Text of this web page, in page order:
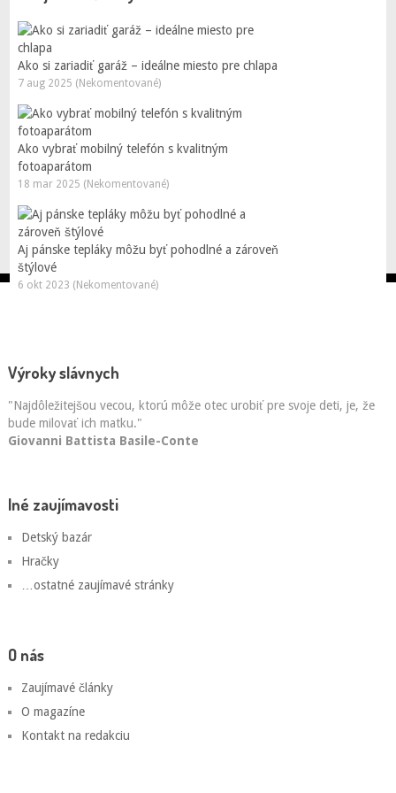
Ako si zariadiť garáž – ideálne miesto pre chlapa
7 aug 2025 (Nekomentované)
Ako vybrať mobilný telefón s kvalitným
fotoaparátom
18 mar 2025 (Nekomentované)
Aj pánske tepláky môžu byť pohodlné a zároveň
štýlové
6 okt 2023 (Nekomentované)
Výroky slávnych
"Najdôležitejšou vecou, ktorú môže otec urobiť pre svoje deti, je, že
bude milovať ich matku."
Giovanni Battista Basile-Conte
Iné zaujímavosti
Detský bazár
Hračky
…ostatné zaujímavé stránky
O nás
Zaujímavé články
O magazíne
Kontakt na redakciu